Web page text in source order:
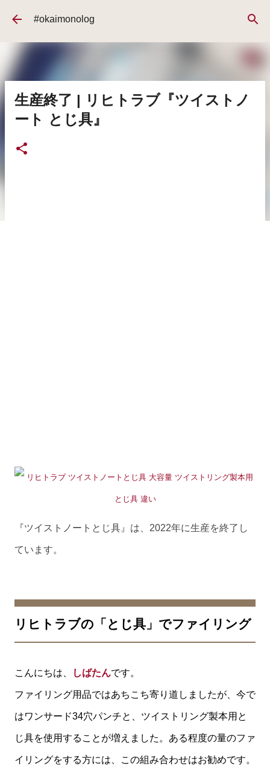
スキップしてメイン コンテンツに移動
#okaimonolog
生産終了 | リヒトラブ『ツイストノ
ート とじ具』
『ツイストノートとじ具』は、2022年に生産を終了し
ています。
リヒトラブの「とじ具」でファイリング
こんにちは、 しばたんです。
ファイリング用品ではあちこち寄り道しましたが、今で
はワンサード34穴パンチと、ツイストリング製本用と
じ具を使用することが増えました。ある程度の量のファ
イリングをする方には、この組み合わせはお勧めです。